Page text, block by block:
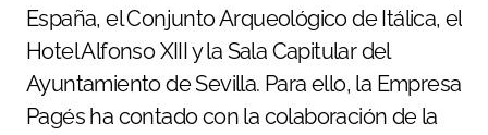
España, el Conjunto Arqueológico de Itálica, el
Hotel Alfonso XIII y la Sala Capitular del
Ayuntamiento de Sevilla. Para ello, la Empresa
Pagés ha contado con la colaboración de la